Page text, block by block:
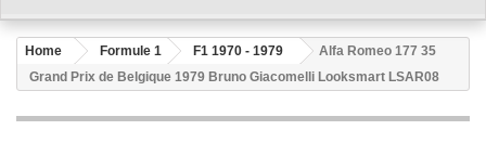
Home Formule 1 F1 1970 - 1979
Alfa Romeo 177 35
Grand Prix de Belgique 1979 Bruno Giacomelli Looksmart LSAR08